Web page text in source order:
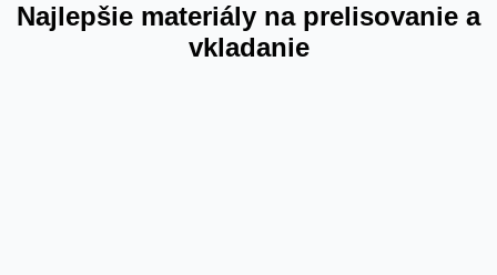
Najlepšie materiály na prelisovanie a
vkladanie